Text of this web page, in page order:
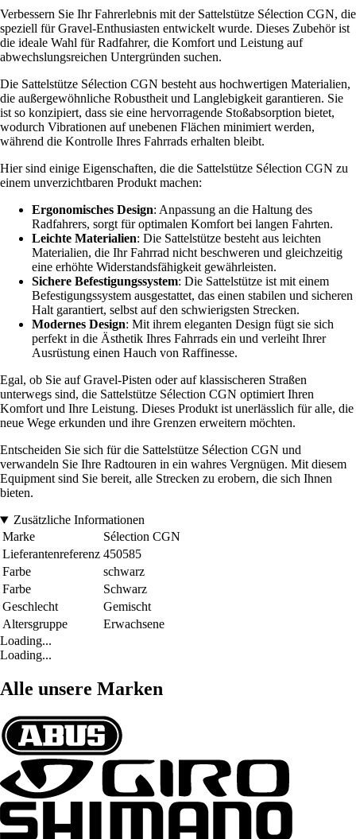
Verbessern Sie Ihr Fahrerlebnis mit der Sattelstütze Sélection CGN, die
speziell für Gravel-Enthusiasten entwickelt wurde. Dieses Zubehör ist
die ideale Wahl für Radfahrer, die Komfort und Leistung auf
abwechslungsreichen Untergründen suchen.
Die Sattelstütze Sélection CGN besteht aus hochwertigen Materialien,
die außergewöhnliche Robustheit und Langlebigkeit garantieren. Sie
ist so konzipiert, dass sie eine hervorragende Stoßabsorption bietet,
wodurch Vibrationen auf unebenen Flächen minimiert werden,
während die Kontrolle Ihres Fahrrads erhalten bleibt.
Hier sind einige Eigenschaften, die die Sattelstütze Sélection CGN zu
einem unverzichtbaren Produkt machen:
Ergonomisches Design: Anpassung an die Haltung des
Radfahrers, sorgt für optimalen Komfort bei langen Fahrten.
Leichte Materialien: Die Sattelstütze besteht aus leichten
Materialien, die Ihr Fahrrad nicht beschweren und gleichzeitig
eine erhöhte Widerstandsfähigkeit gewährleisten.
Sichere Befestigungssystem: Die Sattelstütze ist mit einem
Befestigungssystem ausgestattet, das einen stabilen und sicheren
Halt garantiert, selbst auf den schwierigsten Strecken.
Modernes Design: Mit ihrem eleganten Design fügt sie sich
perfekt in die Ästhetik Ihres Fahrrads ein und verleiht Ihrer
Ausrüstung einen Hauch von Raffinesse.
Egal, ob Sie auf Gravel-Pisten oder auf klassischeren Straßen
unterwegs sind, die Sattelstütze Sélection CGN optimiert Ihren
Komfort und Ihre Leistung. Dieses Produkt ist unerlässlich für alle, die
neue Wege erkunden und ihre Grenzen erweitern möchten.
Entscheiden Sie sich für die Sattelstütze Sélection CGN und
verwandeln Sie Ihre Radtouren in ein wahres Vergnügen. Mit diesem
Equipment sind Sie bereit, alle Strecken zu erobern, die sich Ihnen
bieten.
Zusätzliche Informationen
Marke
Sélection CGN
Lieferantenreferenz 450585
Farbe
schwarz
Farbe
Schwarz
Geschlecht
Gemischt
Altersgruppe
Erwachsene
Loading...
Loading...
Alle unsere Marken